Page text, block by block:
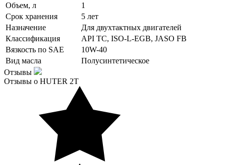
Объем, л
1
Срок хранения
5 лет
Назначение
Для двухтактных двигателей
Классификация
API TC, ISO-L-EGB, JASO FB
Вязкость по SAE
10W-40
Вид масла
Полусинтетическое
Отзывы
Отзывы о HUTER 2Т